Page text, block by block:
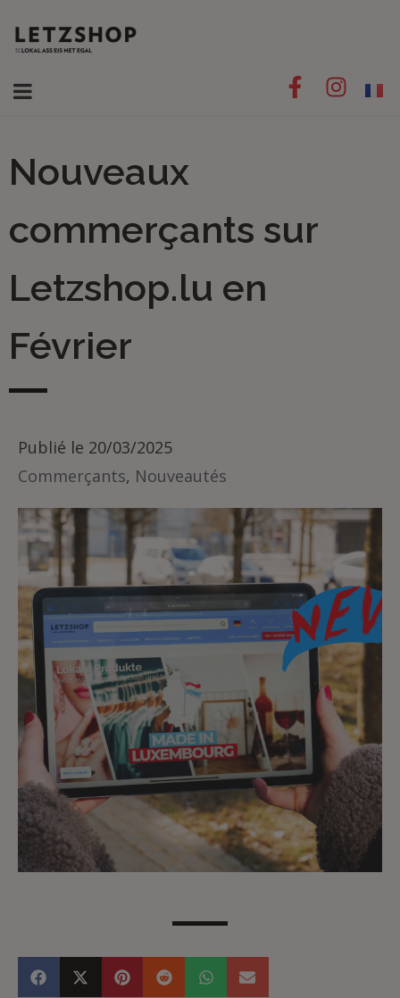
Nouveaux
commerçants sur
Letzshop.lu en
Février
Publié le 20/03/2025
Commerçants, Nouveautés